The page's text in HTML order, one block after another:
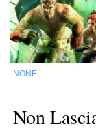
NONE
Non